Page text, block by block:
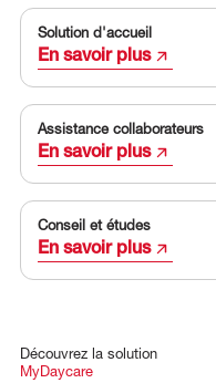
EN
Solution d'accueil
En savoir plus
Assistance collaborateurs
En savoir plus
Conseil et études
En savoir plus
Découvrez la solution
MyDaycare